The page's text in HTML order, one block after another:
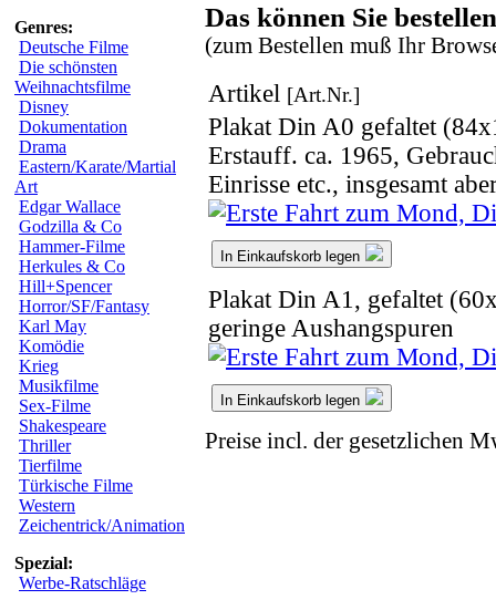
Genres:
Deutsche Filme
Die schönsten
Weihnachtsfilme
Disney
Dokumentation
Drama
Eastern/Karate/Martial
Art
Edgar Wallace
Godzilla & Co
Hammer-Filme
Herkules & Co
Hill+Spencer
Horror/SF/Fantasy
Karl May
Komödie
Krieg
Musikfilme
Sex-Filme
Shakespeare
Thriller
Tierfilme
Türkische Filme
Western
Zeichentrick/Animation
Spezial:
Werbe-Ratschläge
Das können Sie
(zum Bestellen muß Ihr
Artikel [Art.Nr.]
Plakat Din A0 gefaltet
Erstauff. ca. 1965,
Einrisse etc., insgesamt
In Einkaufskorb legen
Plakat Din A1, gefaltet
geringe Aushangspuren
In Einkaufskorb legen
Preise incl. der gesetzlichen